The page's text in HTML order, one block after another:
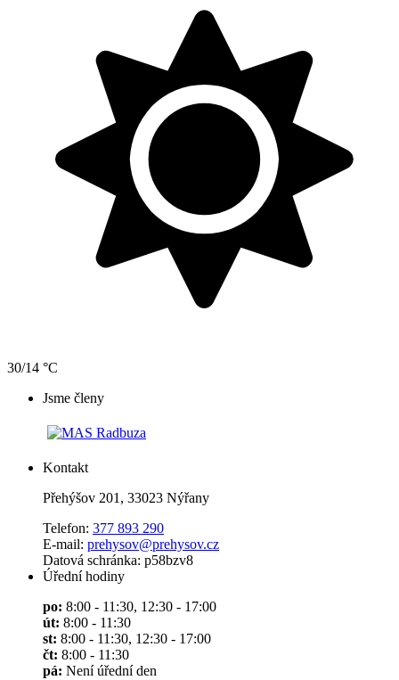
30/14 °C
Jsme členy
Kontakt
Přehýšov 201, 33023 Nýřany
Telefon: 377 893 290
E-mail: prehysov@prehysov.cz
Datová schránka: p58bzv8
Úřední hodiny
po: 8:00 - 11:30, 12:30 - 17:00
út: 8:00 - 11:30
st: 8:00 - 11:30, 12:30 - 17:00
čt: 8:00 - 11:30
pá: Není úřední den